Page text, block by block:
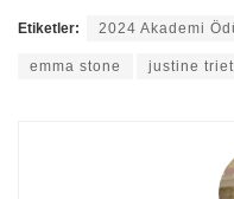
Etiketler: 2024 Akademi
emma stone justine triet